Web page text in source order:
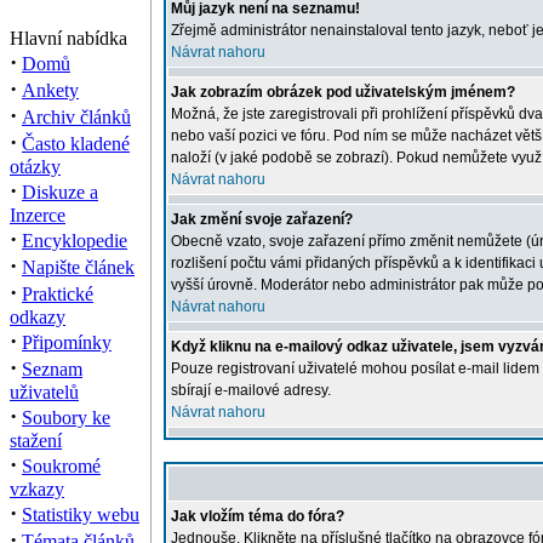
Hlavní nabídka
· Domů
· Ankety
· Archiv článků
· Často kladené
otázky
· Diskuze a
Inzerce
· Encyklopedie
· Napište článek
· Praktické
odkazy
· Připomínky
· Seznam
uživatelů
· Soubory ke
stažení
· Soukromé
vzkazy
· Statistiky webu
Můj jazyk není na seznamu!
Zřejmě administrátor nenainstaloval tento jazyk, neboť
Návrat nahoru
Jak zobrazím obrázek pod uživatelským jménem?
Možná, že jste zaregistrovali při prohlížení příspěvků
nebo vaší pozici ve fóru. Pod ním se může nacházet
naloží (v jaké podobě se zobrazí). Pokud nemůžete
Návrat nahoru
Jak změní svoje zařazení?
Obecně vzato, svoje zařazení přímo změnit nemůžete
rozlišení počtu vámi přidaných příspěvků a k
vyšší úrovně. Moderátor nebo administrátor pak může
Návrat nahoru
Když kliknu na e-mailový odkaz uživatele, jsem
Pouze registrovaní uživatelé mohou posílat e-mail
sbírají e-mailové adresy.
Návrat nahoru
Jak vložím téma do fóra?
Jednouše. Klikněte na příslušné tlačítko na obrazovce